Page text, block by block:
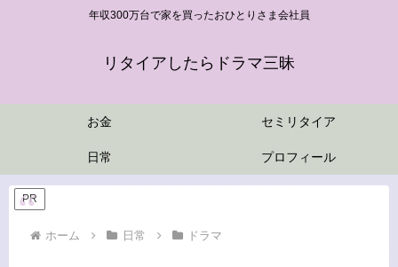
年収300万台で家を買ったおひとりさま会社員
リタイアしたらドラマ三昧
お金 セミリタイア
日常 プロフィール
PR
ホーム 日常 ドラマ